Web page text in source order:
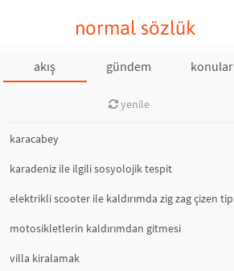
normal sözlük
akış gündem konular
yenile
karacabey
karadeniz ile ilgili sosyolojik tespit
elektrikli scooter ile kaldırımda zig zag çizen tip
motosikletlerin kaldırımdan gitmesi
villa kiralamak